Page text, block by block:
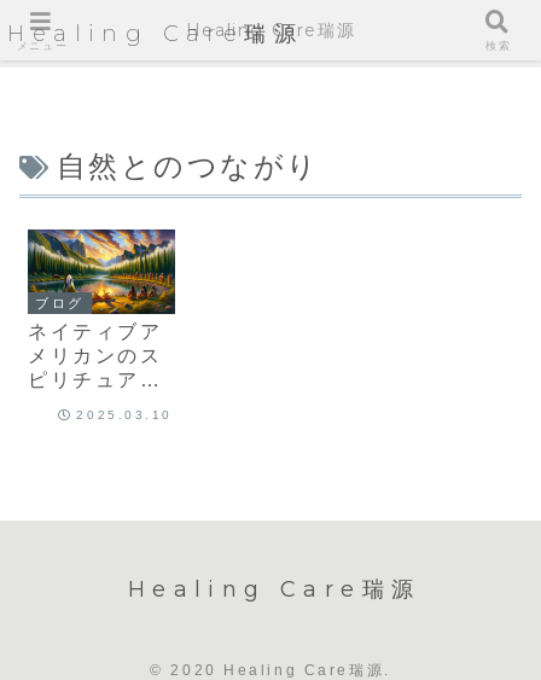
Healing Care瑞源
自然とのつながり
ブログ
ネイティブア
メリカンのス
ピリチュアル
2025.03.10
Healing Care瑞源
© 2020 Healing Care瑞源.
メニュー
Healing Care瑞源
検索